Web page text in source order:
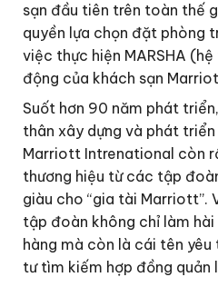
sạn đầu tiên trên toàn thế
quyền lựa chọn đặt phòng
việc thực hiện MARSHA
động của khách sạn
Suốt hơn 90 năm phát
thân xây dựng và phát
Marriott Intrenational còn
thương hiệu từ các tập
giàu cho “gia tài Marriott”.
tập đoàn không chỉ làm
hàng mà còn là cái tên
tư tìm kiếm hợp đồng quản